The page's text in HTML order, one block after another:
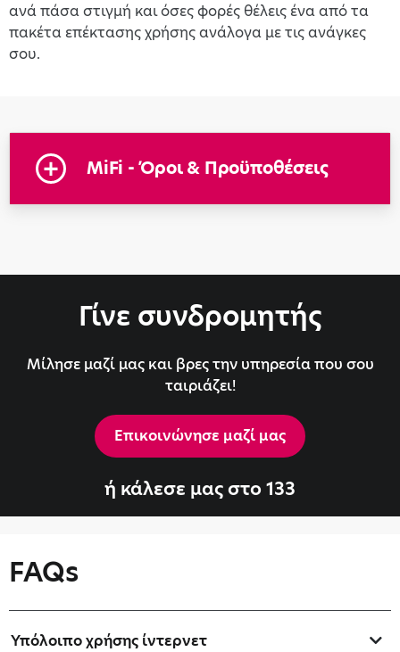
ανά πάσα στιγμή και όσες φορές θέλεις ένα από τα
πακέτα επέκτασης χρήσης ανάλογα με τις ανάγκες
σου.
MiFi - Όροι & Προϋποθέσεις
Γίνε συνδρομητής
Μίλησε μαζί μας και βρες την υπηρεσία που σου
ταιριάζει!
Επικοινώνησε μαζί μας
ή κάλεσε μας στο 133
FAQs
Υπόλοιπο χρήσης ίντερνετ